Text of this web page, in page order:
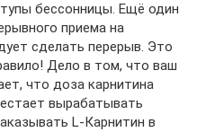
бессонницы. Ещё один
приема на
сделать перерыв. Это
Дело в том, что ваш
что доза карнитина
вырабатывать
L-Карнитин в